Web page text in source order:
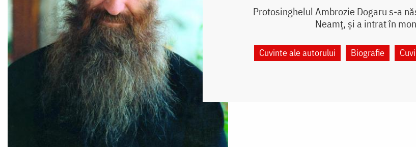
Protosinghelul Ambrozie Dogaru s-a
Neamț, și a intrat în
Cuvinte ale autorului Biografie